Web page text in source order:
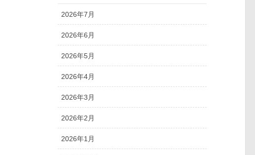
2026年7月
2026年6月
2026年5月
2026年4月
2026年3月
2026年2月
2026年1月